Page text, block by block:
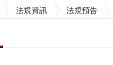
法規資訊 法規預告